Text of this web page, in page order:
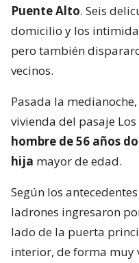
Puente Alto. Seis
domicilio y los
pero también
vecinos.
Pasada la
vivienda del pasaje
hombre de 56 años
hija mayor de edad.
Según los
ladrones ingresaron
lado de la puerta
interior, de forma muy